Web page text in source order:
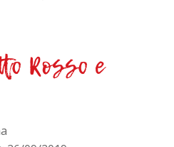
Rosso e